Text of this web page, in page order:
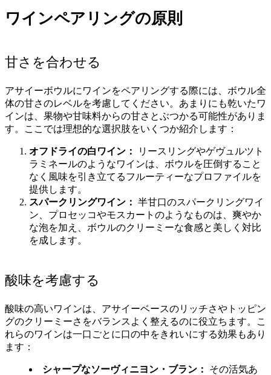
ワインペアリングの原則
甘さを合わせる
アサイーボウルにワインをペアリングする際には、ボウル全
体の甘さのレベルを考慮してください。あまりにも乾いたワ
インは、果物や甘味料からの甘さとぶつかる可能性がありま
す。ここでは理想的な選択肢をいくつか紹介します：
オフドライの白ワイン：
リースリングやゲヴュルツト
ラミネールのようなワインは、ボウルを圧倒すること
なく風味を引き立てるフルーティーなプロファイルを
提供します。
スパークリングワイン： 半甘口のスパークリングワイ
ン、プロセッコやモスカートのようなものは、爽やか
な泡を加え、ボウルのクリーミーな食感と美しく対比
を成します。
酸味を考慮する
酸味の高いワインは、アサイーベースのリッチさやトッピン
グのクリーミーさをバランスよく整えるのに役立ちます。こ
れらのワインは一口ごとに口の中をきれいにする効果もあり
ます：
シャープなソーヴィニヨン・ブラン：
その活気あ